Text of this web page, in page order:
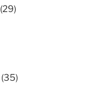
(29)
(35)